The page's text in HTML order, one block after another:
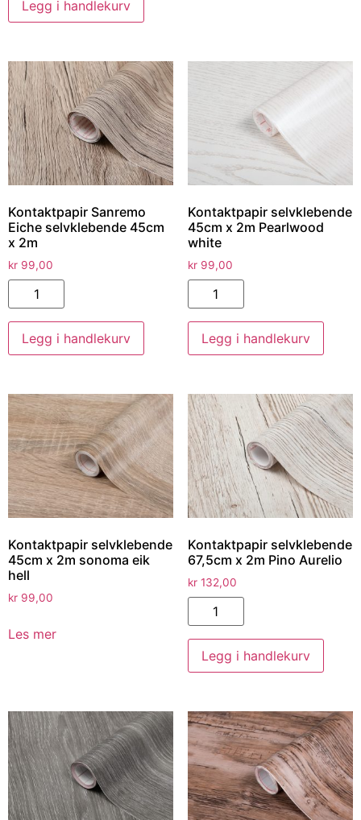
Legg i handlekurv
Kontaktpapir Sanremo
Eiche selvklebende 45cm
x 2m
kr 99,00
Legg i handlekurv
Kontaktpapir selvklebende
45cm x 2m Pearlwood
white
kr99,00
Legg i handlekurv
Kontaktpapir selvklebende
45cm x 2m sonoma eik
hell
kr 99,00
Les mer
Kontaktpapir selvklebende
67,5cm x 2m Pino Aurelio
kr132,00
Legg i handlekurv